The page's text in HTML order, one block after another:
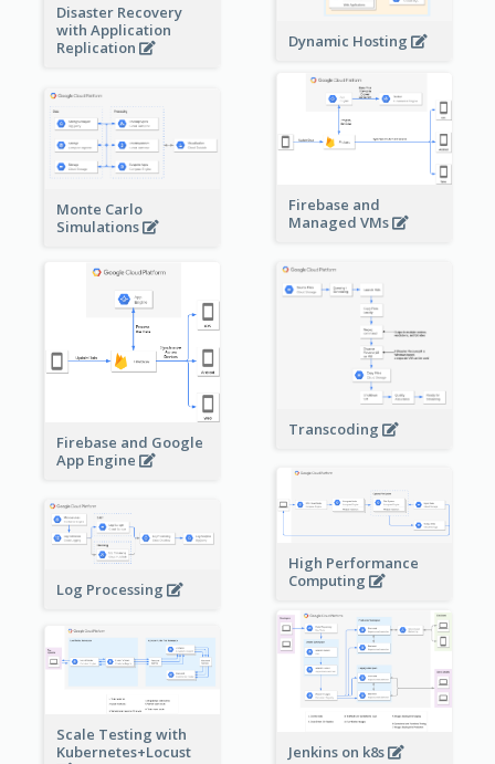
Disaster Recovery
with Application
Replication
Dynamic Hosting
Firebase and
Managed VMs
Monte Carlo
Simulations
Firebase and Google
App Engine
Transcoding
High Performance
Computing
Log Processing
Jenkins on k8s
Scale Testing with
Kubernetes+Locust